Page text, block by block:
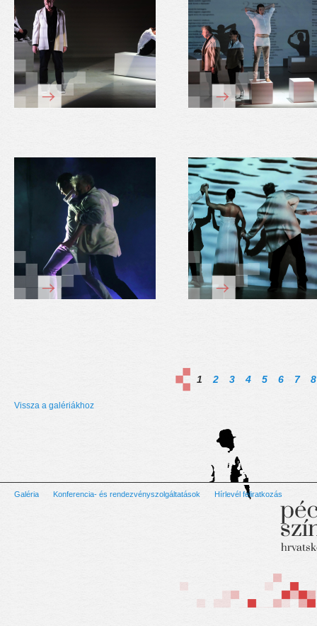
1 2 3 4 5 6 7 8
Vissza a galériákhoz
Galéria Konferencia- és rendezvényszolgáltatások Hírlevél feliratkozás